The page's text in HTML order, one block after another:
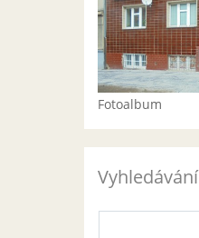
Fotoalbum
Vyhledávání